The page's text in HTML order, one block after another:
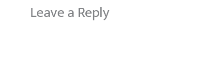
Leave a Reply